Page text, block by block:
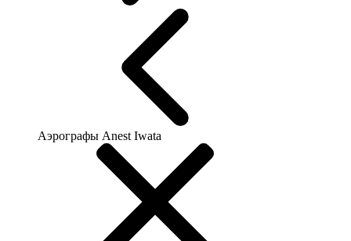
Аэрографы Anest Iwata